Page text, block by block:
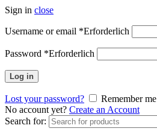
Sign in close
Username or email *Erforderlich
Password *Erforderlich
Log in
Lost your password?
Remember me
No account yet? Create an Account
Search for: